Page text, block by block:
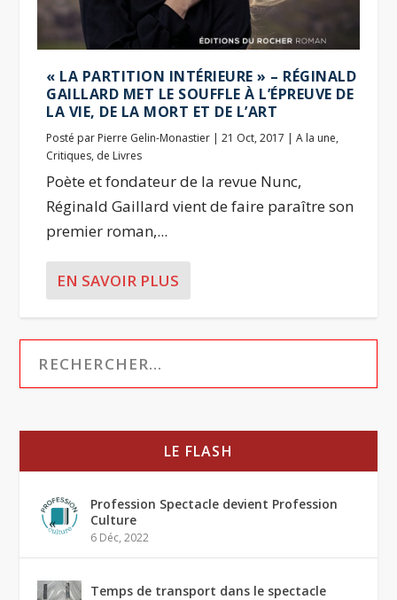
« LA PARTITION INTÉRIEURE » – RÉGINALD
GAILLARD MET LE SOUFFLE À L’ÉPREUVE DE
LA VIE, DE LA MORT ET DE L’ART
Posté par Pierre Gelin-Monastier |21 Oct, 2017 |A la une,
Critiques, de Livres
Poète et fondateur de la revue Nunc,
Réginald Gaillard vient de faire paraître son
premier roman,...
EN SAVOIR PLUS
LE FLASH
Profession Spectacle devient Profession
Culture
6 Déc, 2022
Temps de transport dans le spectacle